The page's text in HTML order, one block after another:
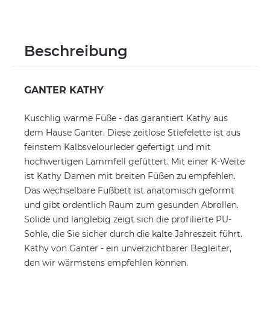
Beschreibung
GANTER KATHY
Kuschlig warme Füße - das garantiert Kathy aus
dem Hause Ganter. Diese zeitlose Stiefelette ist aus
feinstem Kalbsvelourleder gefertigt und mit
hochwertigen Lammfell gefüttert. Mit einer K-Weite
ist Kathy Damen mit breiten Füßen zu empfehlen.
Das wechselbare Fußbett ist anatomisch geformt
und gibt ordentlich Raum zum gesunden Abrollen.
Solide und langlebig zeigt sich die profilierte PU-
Sohle, die Sie sicher durch die kalte Jahreszeit führt.
Kathy von Ganter - ein unverzichtbarer Begleiter,
den wir wärmstens empfehlen können.